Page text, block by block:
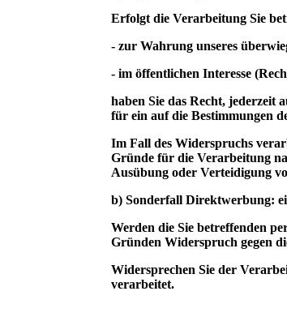
Erfolgt die Verarbeitung Sie
- zur Wahrung unseres
- im öffentlichen Interesse
haben Sie das Recht, jederzeit
für ein auf die Bestimmungen
Im Fall des Widerspruchs
Gründe für die Verarbeitung
Ausübung oder Verteidigung
b) Sonderfall Direktwerbung:
Werden die Sie betreffenden
Gründen Widerspruch gegen
Widersprechen Sie der
verarbeitet.